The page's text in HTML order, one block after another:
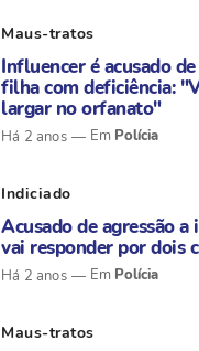
Maus-tratos
Influencer é acusado
filha com deficiência:
largar no orfanato"
Há 2 anos Polícia
Indiciado
Acusado de agressão a
vai responder por dois
Há 2 anos Polícia
Maus-tratos